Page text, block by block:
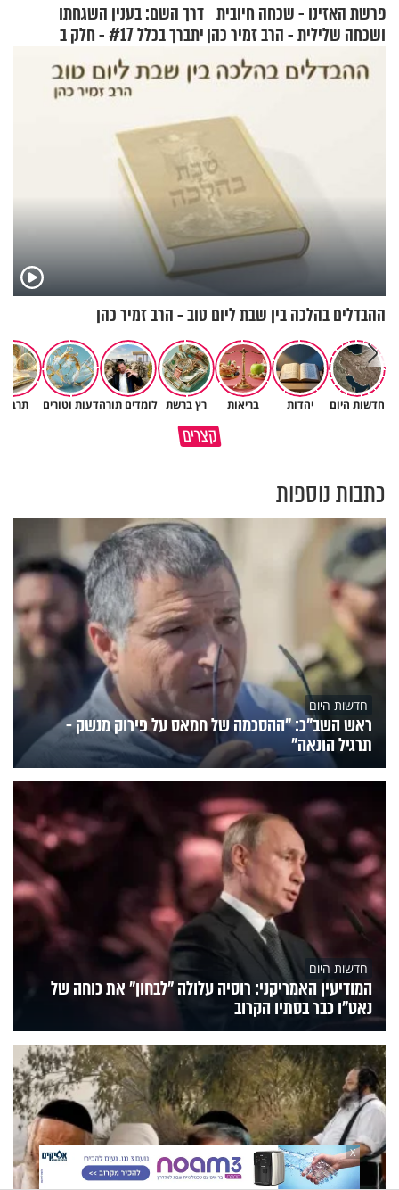
פרשת האזינו - שכחה חיובית
ושכחה שלילית - הרב זמיר כהן
דרך השם: בענין השגחתו
יתברך בכלל #17 - חלק ב
ההבדלים בהלכה בין שבת ליום טוב - הרב זמיר כהן
חדשות היום יהדות בריאות רץ ברשת לומדים תורהדעות וטורים
קצריםמדוע האמונה נמשלה למלח?
גם ׳הרע׳ זה הרחמים של בורא
כתבות נוספות
חדשות היום
ראש השב"כ: "ההסכמה של חמאס על פירוק מנשק -
תרגיל הונאה"
חדשות היום
המודיעין האמריקני: רוסיה עלולה "לבחון" את כוחה של
נאט"ו כבר בסתיו הקרוב
X